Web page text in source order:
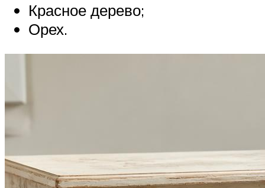
Красное дерево;
Орех.